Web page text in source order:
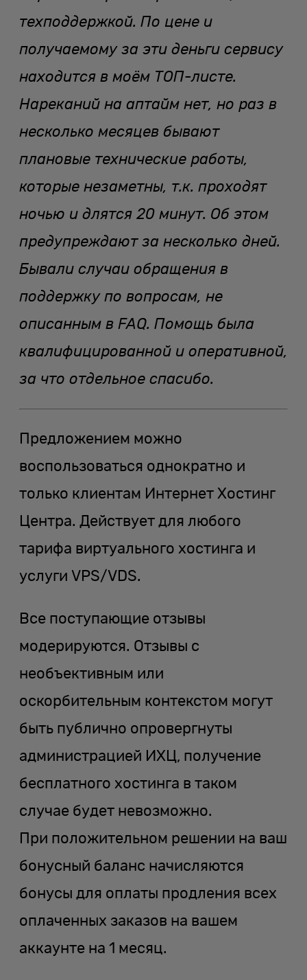
техподдержкой. По цене и
получаемому за эти деньги сервису
находится в моём ТОП-листе.
Нареканий на аптайм нет, но раз в
несколько месяцев бывают
плановые технические работы,
которые незаметны, т.к. проходят
ночью и длятся 20 минут. Об этом
предупреждают за несколько дней.
Бывали случаи обращения в
поддержку по вопросам, не
описанным в FAQ. Помощь была
квалифицированной и оперативной,
за что отдельное спасибо.
Предложением можно
воспользоваться однократно и
только клиентам Интернет Хостинг
Центра. Действует для любого
тарифа виртуального хостинга и
услуги VPS/VDS.
Все поступающие отзывы
модерируются. Отзывы с
необъективным или
оскорбительным контекстом могут
быть публично опровергнуты
администрацией ИХЦ, получение
бесплатного хостинга в таком
случае будет невозможно.
При положительном решении на ваш
бонусный баланс начисляются
бонусы для оплаты продления всех
оплаченных заказов на вашем
аккаунте на 1 месяц.